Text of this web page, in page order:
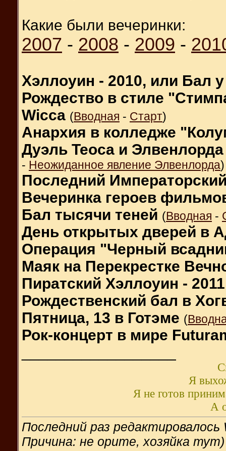
Какие были вечеринки:
2007 - 2008 - 2009 -
Хэллоуин - 2010, или Бал
Рождество в стиле
Wicca (Вводная - Старт)
Анархия в колледже
Дуэль Теоса и
- Неожиданное явление Элвенлорда)
Последний
Вечеринка героев
Бал тысячи теней (Вводная -
День открытых дверей в
Операция "Черный
Маяк на Перекрестке
Пиратский Хэллоуин - 2011
Рождественский бал в
Пятница, 13 в Готэме (
Рок-концерт в мире
Я
Я не готов
А
Последний раз
Причина: не орите, хозяйка тут)